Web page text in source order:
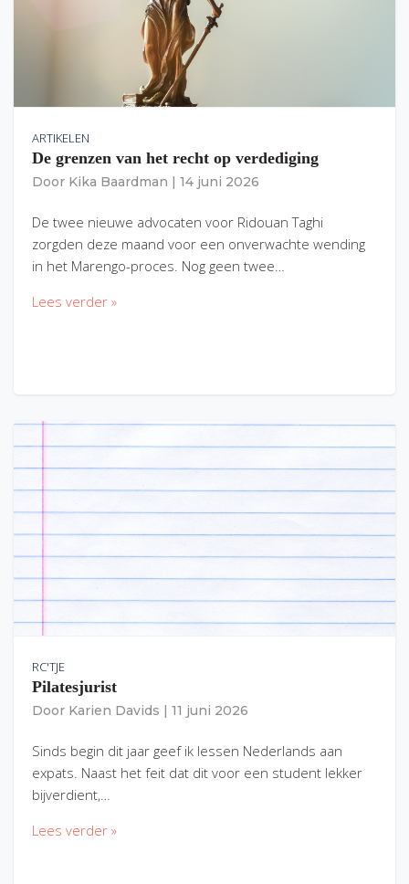
ARTIKELEN
De grenzen van het recht op verdediging
Door Kika Baardman 14 juni 2026
De twee nieuwe advocaten voor Ridouan Taghi
zorgden deze maand voor een onverwachte wending
in het Marengo-proces. Nog geen twee…
Lees verder »
RC'TJE
Pilatesjurist
Door Karien Davids 11 juni 2026
Sinds begin dit jaar geef ik lessen Nederlands aan
expats. Naast het feit dat dit voor een student lekker
bijverdient,…
Lees verder »